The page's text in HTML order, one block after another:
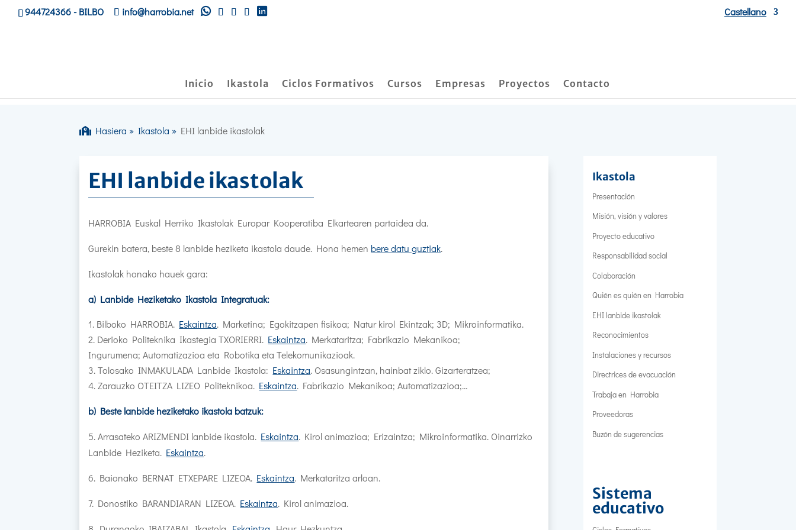
944724366- BILBO info@harrobia.net Castellano
Inicio Ikastola Ciclos Formativos Cursos Empresas Proyectos Contacto
Hasiera »Ikastola » EHI lanbide ikastolak
EHI lanbide ikastolak
HARROBIA Euskal Herriko Ikastolak Europar Kooperatiba Elkartearen partaidea da.
Gurekin batera, beste 8 lanbide heziketa ikastola daude. Hona hemen bere datu guztiak.
Ikastolak honako hauek gara:
a) Lanbide Heziketako Ikastola Integratuak:
Bilboko HARROBIA. Eskaintza. Marketina; Egokitzapen fisikoa; Natur kirol Ekintzak; 3D; Mikroinformatika.
Derioko Politeknika Ikastegia TXORIERRI. Eskaintza. Merkataritza; Fabrikazio Mekanikoa;
Ingurumena; Automatizazioa eta Robotika eta Telekomunikazioak.
Tolosako INMAKULADA Lanbide Ikastola: Eskaintza. Osasungintzan, hainbat ziklo. Gizarteratzea;
Zarauzko OTEITZA LIZEO Politeknikoa. Eskaintza. Fabrikazio Mekanikoa; Automatizazioa;…
b) Beste lanbide heziketako ikastola batzuk:
5. Arrasateko ARIZMENDI lanbide ikastola. Eskaintza. Kirol animazioa; Erizaintza; Mikroinformatika. Oinarrizko
Lanbide Heziketa. Eskaintza.
6. Baionako BERNAT ETXEPARE LIZEOA. Eskaintza. Merkataritza arloan.
7. Donostiko BARANDIARAN LIZEOA. Eskaintza. Kirol animazioa.
Ikastola
Presentación
Misión, visión y valores
Proyecto educativo
Responsabilidad social
Colaboración
Quién es quién en Harrobia
EHI lanbide ikastolak
Reconocimientos
Instalaciones y recursos
Directrices de evacuación
Trabaja en Harrobia
Proveedoras
Buzón de sugerencias
Sistema
educativo